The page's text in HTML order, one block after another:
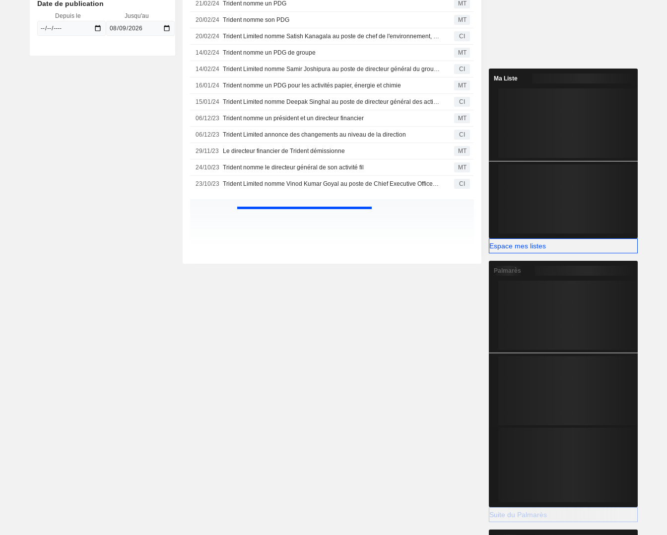
21/02/24 Trident nomme un PDG MT
20/02/24 Trident nomme son PDG MT
20/02/24 Trident Limited nomme Satish Kanagala au poste de chef de l'environnement, du social et de la gouvernance CI
14/02/24 Trident nomme un PDG de groupe MT
14/02/24 Trident Limited nomme Samir Joshipura au poste de directeur général du groupe, à compter du 14 février 2024 CI
16/01/24 Trident nomme un PDG pour les activités papier, énergie et chimie MT
15/01/24 Trident Limited nomme Deepak Singhal au poste de directeur général des activités papier, énergie et produits chimiques CI
06/12/23 Trident nomme un président et un directeur financier MT
06/12/23 Trident Limited annonce des changements au niveau de la direction CI
29/11/23 Le directeur financier de Trident démissionne MT
24/10/23 Trident nomme le directeur général de son activité fil MT
23/10/23 Trident Limited nomme Vinod Kumar Goyal au poste de Chief Executive Officer pour Yarn Business, date de nomination - 23 octobre 2023 CI
Date de publication
Depuis le Jusqu'au
Ma Liste
Espace mes listes
Palmarès
Suite du Palmarès